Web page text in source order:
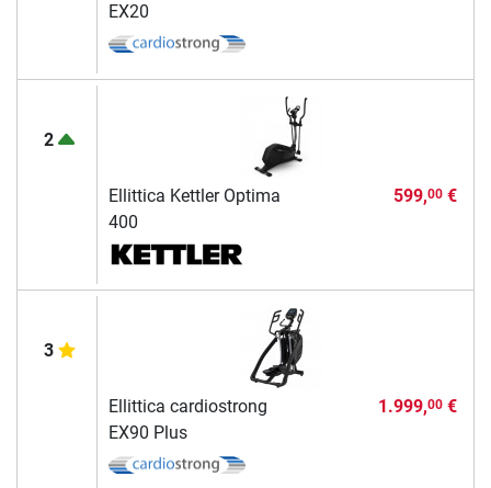
EX20
2
Ellittica Kettler Optima
400
599,00€
3
Ellittica cardiostrong
EX90 Plus
1.999,00€